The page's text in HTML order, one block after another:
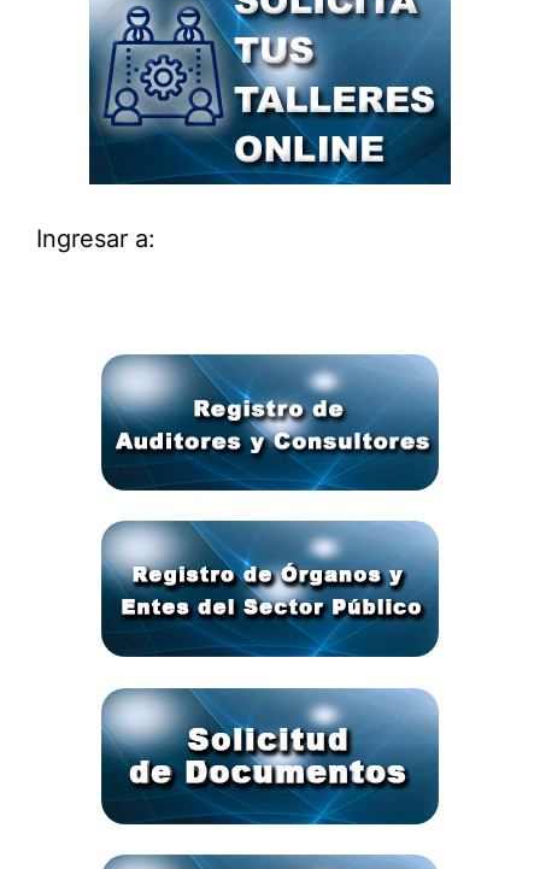
Ingresar a: